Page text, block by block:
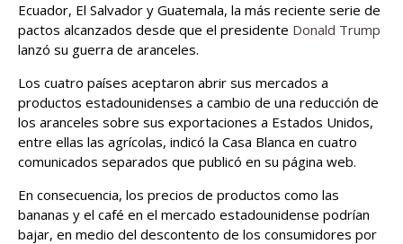
Ecuador, El Salvador y Guatemala, la más reciente serie de
pactos alcanzados desde que el presidente Donald Trump
lanzó su guerra de aranceles.
Los cuatro países aceptaron abrir sus mercados a
productos estadounidenses a cambio de una reducción de
los aranceles sobre sus exportaciones a Estados Unidos,
entre ellas las agrícolas, indicó la Casa Blanca en cuatro
comunicados separados que publicó en su página web.
En consecuencia, los precios de productos como las
bananas y el café en el mercado estadounidense podrían
bajar, en medio del descontento de los consumidores por